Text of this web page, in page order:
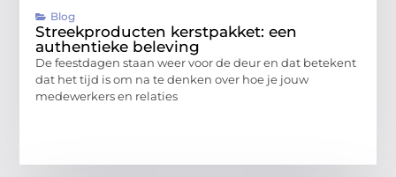
Blog
Streekproducten kerstpakket: een
authentieke beleving
De feestdagen staan weer voor de deur en dat betekent
dat het tijd is om na te denken over hoe je jouw
medewerkers en relaties